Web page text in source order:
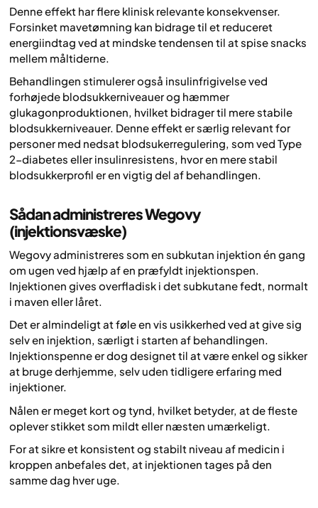
Denne effekt har flere klinisk relevante konsekvenser.
Forsinket mavetømning kan bidrage til et reduceret
energiindtag ved at mindske tendensen til at spise snacks
mellem måltiderne.
Behandlingen stimulerer også insulinfrigivelse ved
forhøjede blodsukkerniveauer og hæmmer
glukagonproduktionen, hvilket bidrager til mere stabile
blodsukkerniveauer. Denne effekt er særlig relevant for
personer med nedsat blodsukerregulering, som ved Type
2-diabetes eller insulinresistens, hvor en mere stabil
blodsukkerprofil er en vigtig del af behandlingen.
Sådan administreres Wegovy
(injektionsvæske)
Wegovy administreres som en subkutan injektion én gang
om ugen ved hjælp af en præfyldt injektionspen.
Injektionen gives overfladisk i det subkutane fedt, normalt
i maven eller låret.
Det er almindeligt at føle en vis usikkerhed ved at give sig
selv en injektion, særligt i starten af behandlingen.
Injektionspenne er dog designet til at være enkel og sikker
at bruge derhjemme, selv uden tidligere erfaring med
injektioner.
Nålen er meget kort og tynd, hvilket betyder, at de fleste
oplever stikket som mildt eller næsten umærkeligt.
For at sikre et konsistent og stabilt niveau af medicin i
kroppen anbefales det, at injektionen tages på den
samme dag hver uge.